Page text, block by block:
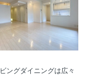
ングダイニングは広々